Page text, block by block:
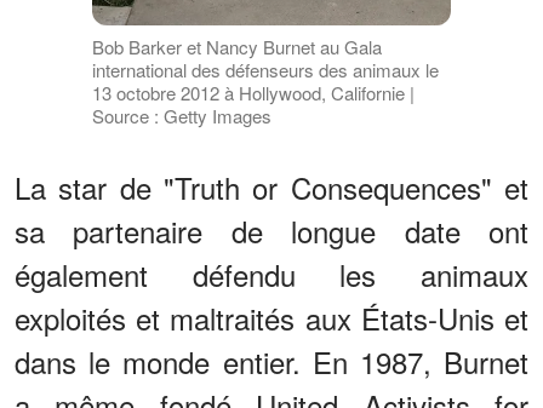
Bob Barker et Nancy Burnet au Gala
international des défenseurs des animaux le
13 octobre 2012 à Hollywood, Californie |
Source : Getty Images
La star de "Truth or Consequences" et
sa partenaire de longue date ont
également défendu les animaux
exploités et maltraités aux États-Unis et
dans le monde entier. En 1987, Burnet